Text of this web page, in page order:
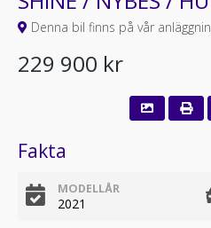
Denna bil finns på vår
229 900 kr
Fakta
MODELLÅR
2021